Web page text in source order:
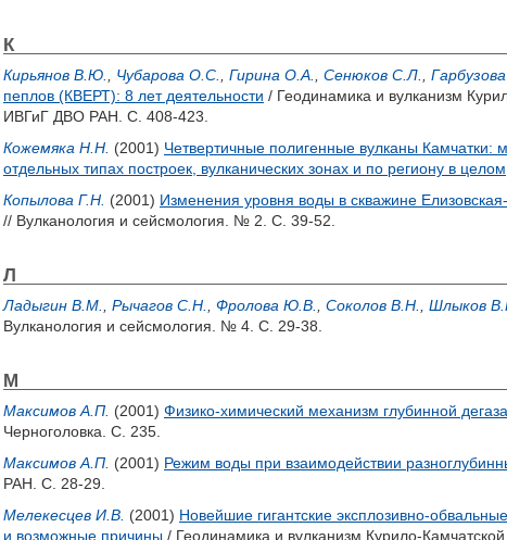
К
Кирьянов В.Ю. Чубарова О.С. Гирина О.А. Сенюков С.Л.
пеплов (КВЕРТ): 8 лет деятельности / Геодинамика и вулканизм
ИВГиГ ДВО РАН. С. 408-423.
Кожемяка Н.Н. (2001) Четвертичные полигенные вулканы Камчатки:
отдельных типах построек, вулканических зонах и по региону в целом
Копылова Г.Н. (2001) Изменения уровня воды в скважине
// Вулканология и сейсмология. № 2. С. 39-52.
Л
Ладыгин В.М. Рычагов С.Н. Фролова Ю.В. Соколов В.Н. Шлыков
Вулканология и сейсмология. № 4. С. 29-38.
М
Максимов А.П. (2001) Физико-химический механизм глубинной
Черноголовка. С. 235.
Максимов А.П. (2001) Режим воды при взаимодействии
РАН. С. 28-29.
Мелекесцев И.В. (2001) Новейшие гигантские эксплозивно-
и возможные причины / Геодинамика и вулканизм Курило-